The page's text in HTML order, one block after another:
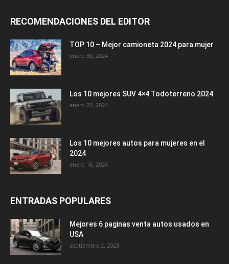
RECOMENDACIONES DEL EDITOR
TOP 10 – Mejor camioneta 2024 para mujer
enero 30, 2024
Los 10 mejores SUV 4×4 Todoterreno 2024
enero 22, 2024
Los 10 mejores autos para mujeres en el
2024
enero 16, 2024
ENTRADAS POPULARES
Mejores 6 paginas venta autos usados en
USA
septiembre 2, 2023